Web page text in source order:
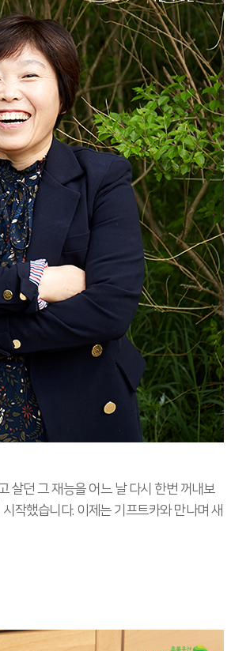
살던 그 재능을 어느 날 다시 한번 꺼내보
작했습니다. 이제는 기프트카와 만나며 새